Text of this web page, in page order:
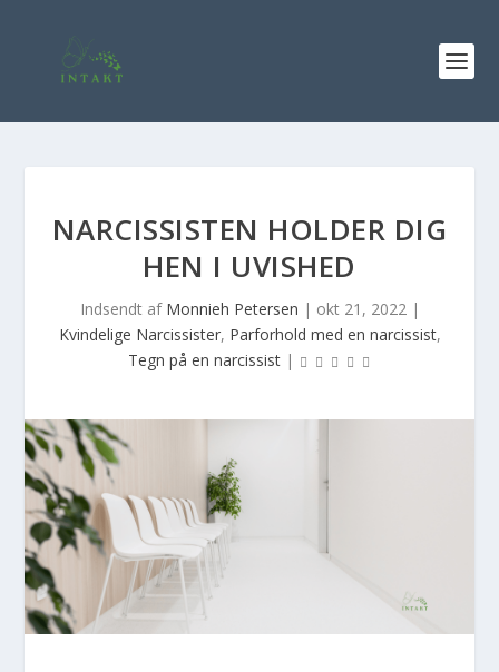
NARCISSISTEN HOLDER DIG
HEN I UVISHED
Indsendt af Monnieh Petersen | okt 21, 2022|
Kvindelige Narcissister, Parforhold med en narcissist,
Tegn på en narcissist|